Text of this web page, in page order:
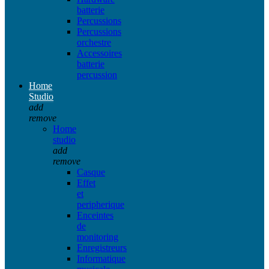
batterie
Percussions
Percussions
orchestre
Accessoires
batterie
percussion
Home
Studio
add
remove
Home
studio
add
remove
Casque
Effet
et
peripherique
Enceintes
de
monitoring
Enregistreurs
Informatique